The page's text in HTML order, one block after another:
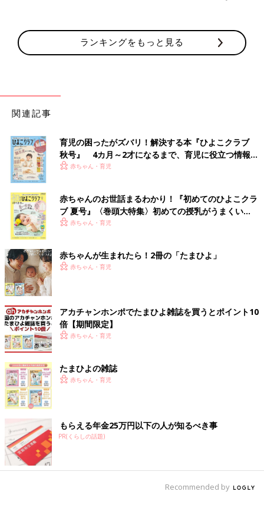
ランキングをもっと見る
関連記事
育児の困ったがズバリ！解決する本『ひよこクラブ
秋号』 4カ月～2才になるまで、育児に役立つ情報が
いっぱい！
赤ちゃん・育児
赤ちゃんのお世話まるわかり！『初めてのひよこクラ
ブ 夏号』〈巻頭大特集〉初めての授乳がうまくい
く！ おっぱい・ミルクの基本と夏のトラブル 解決テ
赤ちゃん・育児
赤ちゃんが生まれたら！2冊の「たまひよ」
赤ちゃん・育児
アカチャンホンポでたまひよ雑誌を買うとポイント10
倍【期間限定】
赤ちゃん・育児
たまひよの雑誌
赤ちゃん・育児
もらえる年金25万円以下の人が知るべき事
PR(くらしの話題)
Recommended by